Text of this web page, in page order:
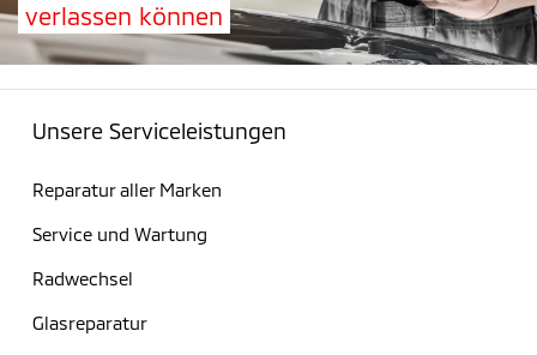
verlassen können
Unsere Serviceleistungen
Reparatur aller Marken
Service und Wartung
Radwechsel
Glasreparatur